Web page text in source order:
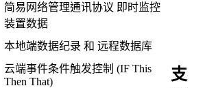
简易网络管理通讯协议 即时监控
装置数据
本地端数据纪录 和 远程数据库
云端事件条件触发控制 (IF This
Then That)
支